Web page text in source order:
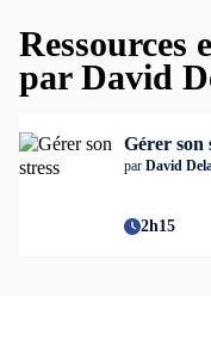
Ressources
par David
Gérer son
par David
2h15